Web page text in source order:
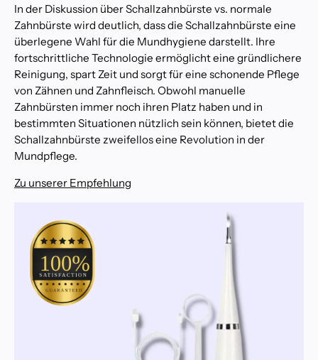
In der Diskussion über Schallzahnbürste vs. normale
Zahnbürste wird deutlich, dass die Schallzahnbürste eine
überlegene Wahl für die Mundhygiene darstellt. Ihre
fortschrittliche Technologie ermöglicht eine gründlichere
Reinigung, spart Zeit und sorgt für eine schonende Pflege
von Zähnen und Zahnfleisch. Obwohl manuelle
Zahnbürsten immer noch ihren Platz haben und in
bestimmten Situationen nützlich sein können, bietet die
Schallzahnbürste zweifellos eine Revolution in der
Mundpflege.
Zu unserer Empfehlung